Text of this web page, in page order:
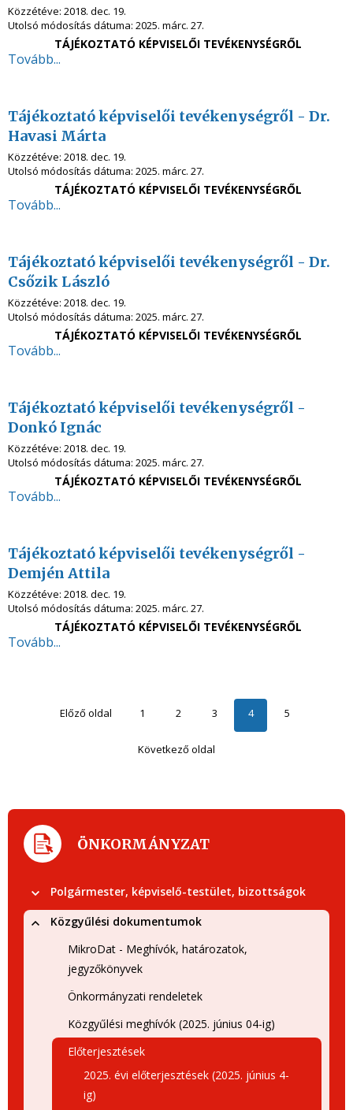
Közzétéve: 2018. dec. 19.
Utolsó módosítás dátuma: 2025. márc. 27.
TÁJÉKOZTATÓ KÉPVISELŐI TEVÉKENYSÉGRŐL
Tovább...
Tájékoztató képviselői tevékenységről - Dr.
Havasi Márta
Közzétéve: 2018. dec. 19.
Utolsó módosítás dátuma: 2025. márc. 27.
TÁJÉKOZTATÓ KÉPVISELŐI TEVÉKENYSÉGRŐL
Tovább...
Tájékoztató képviselői tevékenységről - Dr.
Csőzik László
Közzétéve: 2018. dec. 19.
Utolsó módosítás dátuma: 2025. márc. 27.
TÁJÉKOZTATÓ KÉPVISELŐI TEVÉKENYSÉGRŐL
Tovább...
Tájékoztató képviselői tevékenységről -
Donkó Ignác
Közzétéve: 2018. dec. 19.
Utolsó módosítás dátuma: 2025. márc. 27.
TÁJÉKOZTATÓ KÉPVISELŐI TEVÉKENYSÉGRŐL
Tovább...
Tájékoztató képviselői tevékenységről -
Demjén Attila
Közzétéve: 2018. dec. 19.
Utolsó módosítás dátuma: 2025. márc. 27.
TÁJÉKOZTATÓ KÉPVISELŐI TEVÉKENYSÉGRŐL
Tovább...
Előző oldal 1 2 3 4 5
Következő oldal
ÖNKORMÁNYZAT
Polgármester, képviselő-testület, bizottságok
Közgyűlési dokumentumok
MikroDat - Meghívók, határozatok,
jegyzőkönyvek
Önkormányzati rendeletek
Közgyűlési meghívók (2025. június 04-ig)
Előterjesztések
2025. évi előterjesztések (2025. június 4-
ig)